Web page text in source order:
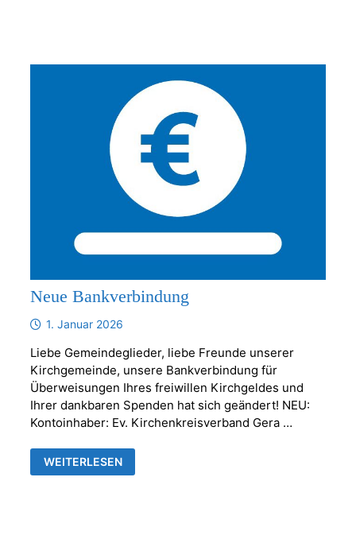
Neue Bankverbindung
1. Januar 2026
Liebe Gemeindeglieder, liebe Freunde unserer
Kirchgemeinde, unsere Bankverbindung für
Überweisungen Ihres freiwillen Kirchgeldes und
Ihrer dankbaren Spenden hat sich geändert! NEU:
Kontoinhaber: Ev. Kirchenkreisverband Gera …
NEUE
BANKVERBINDUNG
WEITERLESEN